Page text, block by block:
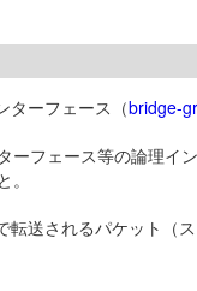
ターフェース（bridge-
ーフェース等の論理
送されるパケット（